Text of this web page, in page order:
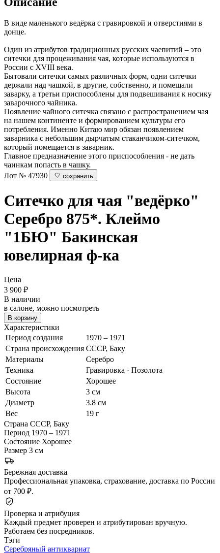
В виде маленького ведёрка с гравировкой и отверстиями в
донце.
Один из атрибутов традиционных русских чаепитий – это
ситечки для процеживания чая, которые используются в
России с XVIII века.
Бытовали ситечки самых различных форм, одни ситечки
держали над чашкой, в другие, собственно, и помещали
заварку, а третьи приспособлены для подвешивания к носику
заварочного чайника.
Появление чайного ситечка связано с распространением чая
на нашем континенте и формированием культуры его
потребления. Именно Китаю мир обязан появлением
заварника с небольшим дырчатым стаканчиком-ситечком,
который помещается в заварник.
Главное предназначение этого приспособления - не дать
чаинкам попасть в чашку.
Лот № 47930
сохранить
Ситечко для чая "ведёрко"
Серебро 875*. Клеймо
"1БЮ" Бакинская
ювелирная ф-ка
Цена
3 900 ₽
В наличии
в салоне, можно посмотреть
В корзину
Характеристики
Период создания
1970 – 1971
Страна происхождения СССР, Баку
Материалы
Серебро
Техника
Гравировка · Позолота
Состояние
Хорошее
Высота
3 см
Диаметр
3.8 см
Вес
19 г
Страна СССР, Баку
Период 1970 – 1971
Состояние Хорошее
Размер 3 см
Бережная доставка
Профессиональная упаковка, страхование, доставка по России
от 700 ₽.
Проверка и атрибуция
Каждый предмет проверен и атрибутирован вручную.
Работаем без посредников.
Тэги
Серебряный антиквариат